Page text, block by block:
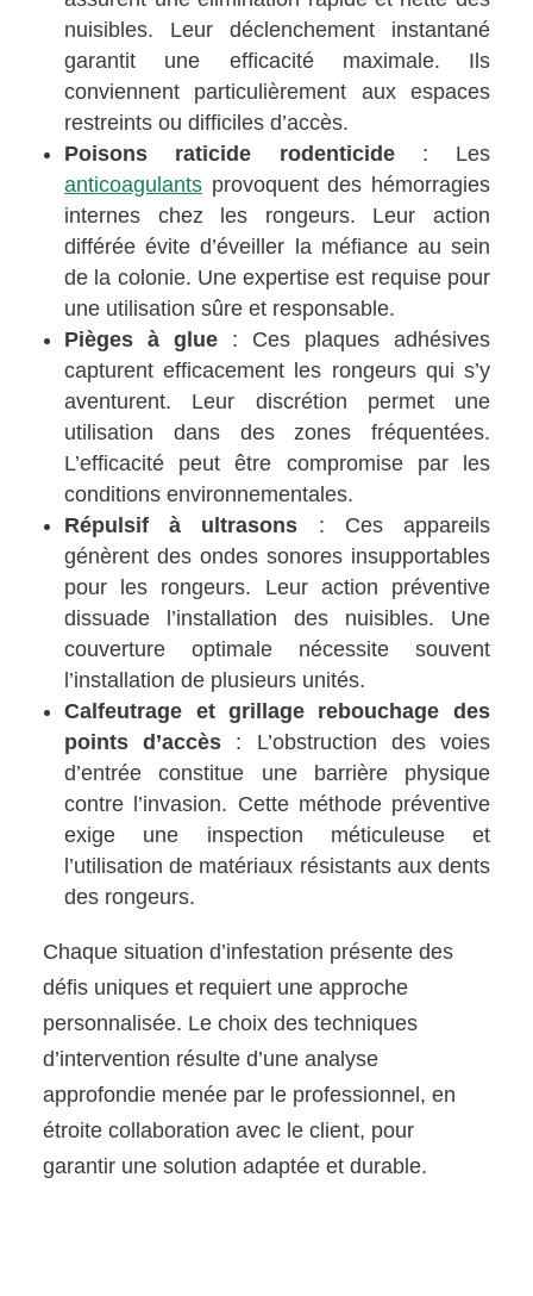
nuisibles. Leur déclenchement instantané
garantit une efficacité maximale. Ils
conviennent particulièrement aux espaces
restreints ou difficiles d’accès.
Poisons raticide rodenticide: Les
anticoagulants provoquent des hémorragies
internes chez les rongeurs. Leur action
différée évite d’éveiller la méfiance au sein
de la colonie. Une expertise est requise pour
une utilisation sûre et responsable.
Pièges à glue : Ces plaques adhésives
capturent efficacement les rongeurs qui s’y
aventurent. Leur discrétion permet une
utilisation dans des zones fréquentées.
L’efficacité peut être compromise par les
conditions environnementales.
Répulsif à ultrasons : Ces appareils
génèrent des ondes sonores insupportables
pour les rongeurs. Leur action préventive
dissuade l’installation des nuisibles. Une
couverture optimale nécessite souvent
l’installation de plusieurs unités.
Calfeutrage et grillage rebouchage des
points d’accès : L’obstruction des voies
d’entrée constitue une barrière physique
contre l’invasion. Cette méthode préventive
exige une inspection méticuleuse et
l’utilisation de matériaux résistants aux dents
des rongeurs.
Chaque situation d’infestation présente des
défis uniques et requiert une approche
personnalisée. Le choix des techniques
d’intervention résulte d’une analyse
approfondie menée par le professionnel, en
étroite collaboration avec le client, pour
garantir une solution adaptée et durable.